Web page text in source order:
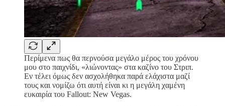
Περίμενα πως θα περνούσα μεγάλο μέρος του χρόνου
μου στο παιχνίδι, «λιώνοντας» στα καζίνο του Στριπ.
Εν τέλει όμως δεν ασχολήθηκα παρά ελάχιστα μαζί
τους και νομίζω ότι αυτή είναι κι η μεγάλη χαμένη
ευκαιρία του Fallout: New Vegas.